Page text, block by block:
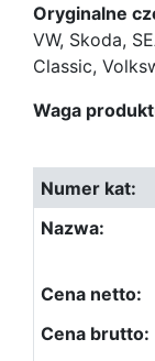
Oryginalne
VW, Skoda,
Classic,
Waga